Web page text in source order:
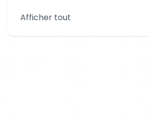
Aix-en-Provence
Brest
Tours
Afficher tout